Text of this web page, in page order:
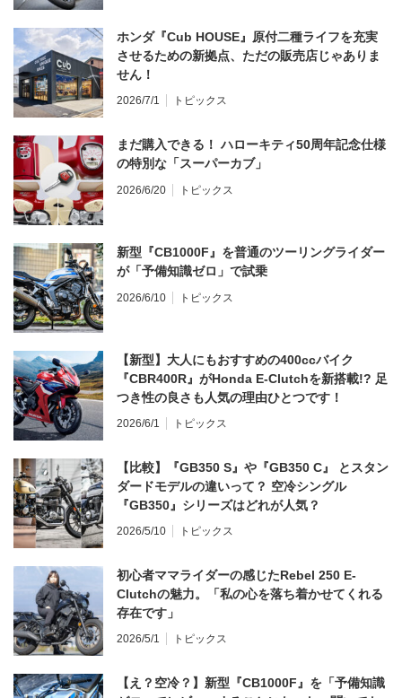
ホンダ『Cub HOUSE』原付二種ライフを充実
させるための新拠点、ただの販売店じゃありま
せん！
2026/7/1 トピックス
まだ購入できる！ ハローキティ50周年記念仕様
の特別な「スーパーカブ」
2026/6/20 トピックス
新型『CB1000F』を普通のツーリングライダー
が「予備知識ゼロ」で試乗
2026/6/10 トピックス
【新型】大人にもおすすめの400ccバイク
『CBR400R』がHonda E-Clutchを新搭載!? 足
つき性の良さも人気の理由ひとつです！
2026/6/1 トピックス
【比較】『GB350 S』や『GB350 C』 とスタン
ダードモデルの違いって？ 空冷シングル
『GB350』シリーズはどれが人気？
2026/5/10 トピックス
初心者ママライダーの感じたRebel 250 E-
Clutchの魅力。「私の心を落ち着かせてくれる
存在です」
2026/5/1 トピックス
【え？空冷？】新型『CB1000F』を「予備知識